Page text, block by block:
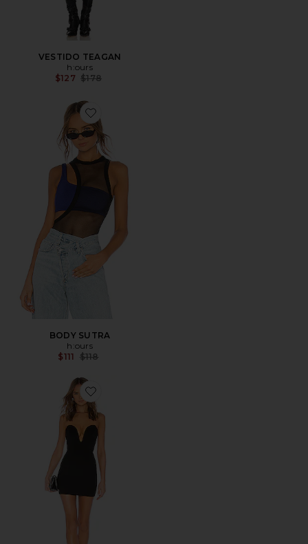
VESTIDO TEAGAN
h:ours
$127 Previous price:
$178
Favorite BODY SUTRA
BODY SUTRA
h:ours
$111 Previous price:
$118
Favorite BODYCON SIN TIRANTES CYNLEE